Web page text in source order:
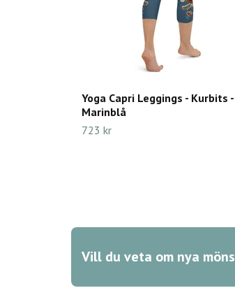
Yoga Capri Leggings - Kurbits -
Marinblå
723 kr
Vill du veta om nya